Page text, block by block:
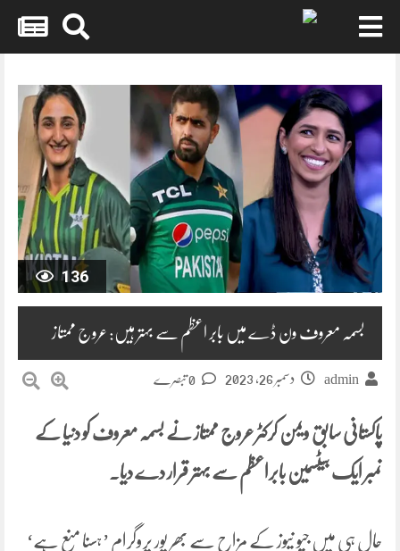
content
136
بسمہ معروف ون ڈے میں بابر اعظم سے بہتر ہیں: عروج ممتاز
admin دسمبر 26, 2023
پاکستانی سابق ویمن کرکٹر عروج ممتاز نے بسمہ معروف کو دنیا کے
نمبر ایک بیٹسمین بابراعظم سے بہتر قرار دے دیا۔
حال ہی میں جیو نیوز کے مزاح سے بھر پور پروگرام ’ہسنا منع ہے‘